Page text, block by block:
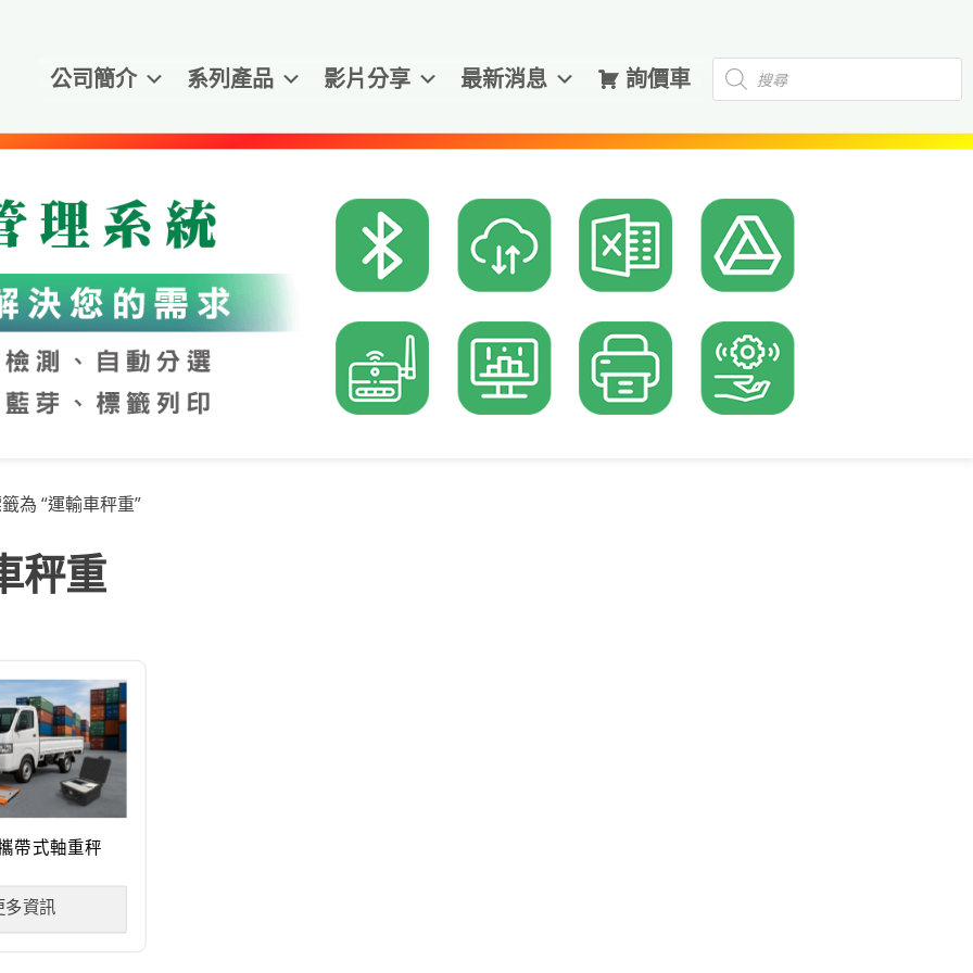
公司簡介 系列產品 影片分享 最新消息 詢價車
Products
search
為 “運輸車秤重”
秤重
帶式軸重秤
多資訊